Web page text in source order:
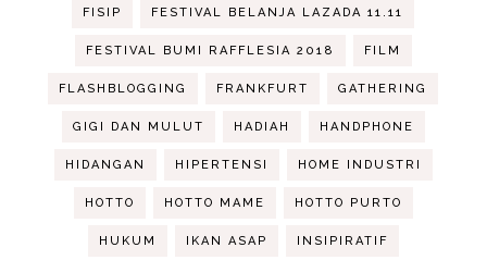
FISIP FESTIVAL BELANJA LAZADA 11.11
FESTIVAL BUMI RAFFLESIA 2018 FILM
FLASHBLOGGING FRANKFURT GATHERING
GIGI DAN MULUT HADIAH HANDPHONE
HIDANGAN HIPERTENSI HOME INDUSTRI
HOTTO HOTTO MAME HOTTO PURTO
HUKUM IKAN ASAP INSIPIRATIF